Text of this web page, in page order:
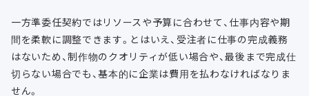
一方準委任契約ではリソースや予算に合わせて、仕事内容や期
間を柔軟に調整できます。とはいえ、受注者に仕事の完成義務
はないため、制作物のクオリティが低い場合や、最後まで完成仕
切らない場合でも、基本的に企業は費用を払わなければなりま
せん。